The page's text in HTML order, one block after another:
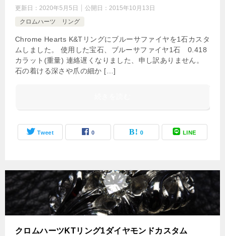
更新日： 2020年5月5日 公開日： 2015年10月13日
クロムハーツ リング
Chrome Hearts K&Tリングにブルーサファイヤを1石カスタ
ムしました。 使用した宝石、ブルーサファイヤ1石 0.418
カラット(重量) 連絡遅くなりました、申し訳ありません。
石の着ける深さや爪の細か […]
Tweet 0 0 LINE
クロムハーツKTリング1ダイヤモンドカスタム